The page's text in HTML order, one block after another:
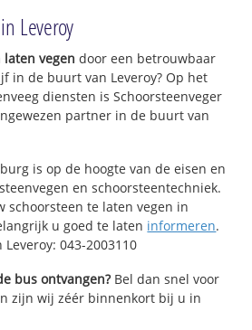
Leveroy
laten vegen door een betrouwbaar
in de buurt van Leveroy? Op het
diensten is Schoorsteenveger
partner in de buurt van
is op de hoogte van de eisen en
en schoorsteentechniek.
schoorsteen te laten vegen in
u goed te laten informeren.
043-2003110
bus ontvangen?Bel dan snel voor
zijn wij zéér binnenkort bij u in